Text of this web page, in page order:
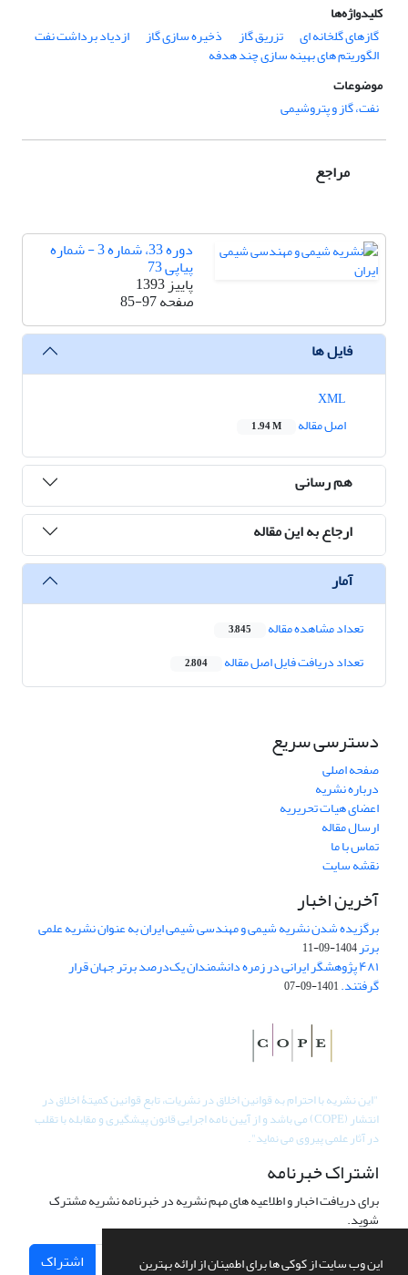
این وب سایت از کوکی ها برای اطمینان از ارائه بهترین
کلیدواژه‌ها
گازهای گلخانه ای
تزریق گاز ذخیره سازی گاز ازدیاد برداشت نفت
الگوریتم های بهینه سازی چند هدفه
موضوعات
نفت، گاز و پتروشیمی
مراجع
دوره 33، شماره 3 - شماره
پیاپی 73
پاییز 1393
صفحه85-97
فایل ها
اصل مقاله
1.94 M
هم رسانی
ارجاع به این مقاله
آمار
تعداد مشاهده مقاله 3,845
تعداد دریافت فایل اصل مقاله 2,804
دسترسی سریع
صفحه اصلی
درباره نشریه
اعضای هیات تحریریه
ارسال مقاله
تماس با ما
نقشه سایت
آخرین اخبار
برگزیده شدن نشریه شیمی و مهندسی شیمی ایران به عنوان نشریه علمی
برتر1404-09-11
۴۸۱ پژوهشگر ایرانی در زمره دانشمندان یک‌درصد برتر جهان قرار
گرفتند.1401-09-07
"این نشریه با احترام به قوانین اخلاق در نشریات، تابع قوانین کمیتۀ اخلاق در
انتشار (COPE) می باشد و از آیین نامه اجرایی قانون پیشگیری و مقابله با تقلب
در آثار علمی پیروی می نماید".
اشتراک خبرنامه
برای دریافت اخبار و اطلاعیه های مهم نشریه در خبرنامه نشریه مشترک
شوید.
اشتراک